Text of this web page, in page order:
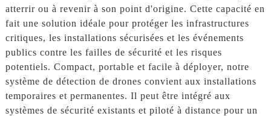
atterrir ou à revenir à son point d'origine. Cette capacité en
fait une solution idéale pour protéger les infrastructures
critiques, les installations sécurisées et les événements
publics contre les failles de sécurité et les risques
potentiels. Compact, portable et facile à déployer, notre
système de détection de drones convient aux installations
temporaires et permanentes. Il peut être intégré aux
systèmes de sécurité existants et piloté à distance pour un